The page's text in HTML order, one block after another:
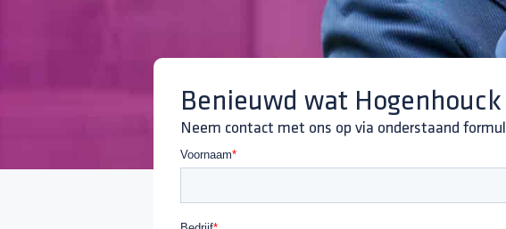
Benieuwd wat
Neem contact met ons op via onderstaand